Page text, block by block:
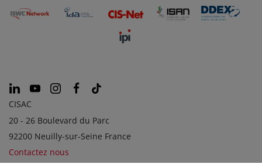
CISAC
20 - 26 Boulevard du Parc
92200 Neuilly-sur-Seine France
Contactez nous